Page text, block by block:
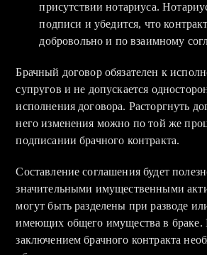
присутствии нотариуса.
подписи и убедится, что
добровольно и по взаимному
Брачный договор обязателен к
супругов и не допускается
исполнения договора. Расторгнуть
него изменения можно по той же
подписании брачного контракта.
Составление соглашения будет
значительными имущественными
могут быть разделены при разводе
имеющих общего имущества в браке.
заключением брачного контракта